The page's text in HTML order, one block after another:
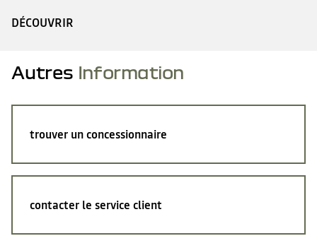
DÉCOUVRIR
Autres Information
trouver un concessionnaire
contacter le service client